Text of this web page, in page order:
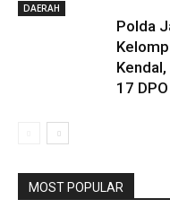
DAERAH
Polda
17
MOST POPULAR